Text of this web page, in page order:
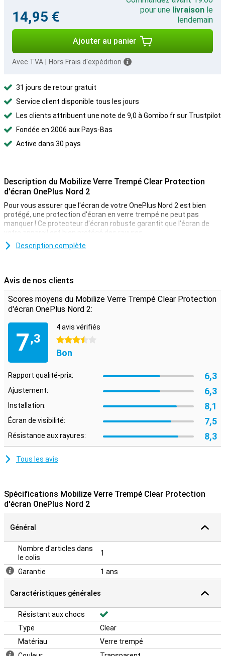
14,95 €
pour une livraison le
lendemain
Ajouter au panier
Avec TVA Hors Frais d'expédition
31 jours de retour gratuit
Service client disponible tous les jours
Les clients attribuent une note de 9,0 à Gomibo.fr sur Trustpilot
Fondée en 2006 aux Pays-Bas
Active dans 30 pays
Description du Mobilize Verre Trempé Clear Protection
d'écran OnePlus Nord 2
Pour vous assurer que l'écran de votre OnePlus Nord 2 est bien
protégé, une protection d'écran en verre trempé ne peut pas
manquer ! Ce protecteur d'écran robuste garantit que l'écran de
votre appareil est bien protégé des rayures.
Évitez les vilaines rayures sur l'écran de votre OnePlus Nord 2 en
d'écran n'est pas gênant et est à peine perceptible.
**Certains écrans sont légèrement arrondis sur les côtés. Cela
signifie que la protection d'écran ne va pas jusqu'au bord, mais
seulement sur la partie plate. Il peut donc arriver qu'un protecteur
d'écran soit légèrement plus petit que l'écran. Pour des conseils
pratiques, consultez la vidéo ci-dessous.
Description complète
Avis de nos clients
Scores moyens du Mobilize Verre Trempé Clear Protection
d'écran OnePlus Nord 2:
7,3
4 avis vérifiés
3.5 étoiles
Bon
Rapport qualité-prix: 6,3
Ajustement: 6,3
Installation: 8,1
Écran de visibilité: 7,5
Résistance aux rayures: 8,3
Tous les avis
Spécifications Mobilize Verre Trempé Clear Protection
d'écran OnePlus Nord 2
Général
Nombre d'articles dans
le colis
1
Garantie 1 ans
Caractéristiques générales
Résistant aux chocs
Type
Clear
Matériau
Verre trempé